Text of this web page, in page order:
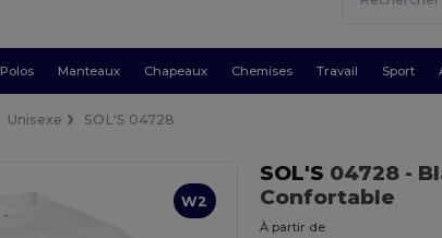
Polos Manteaux Chapeaux Chemises Travail Sport
Unisexe SOL'S 04728
W2
SOL'S 04728 -
Confortable
À partir de